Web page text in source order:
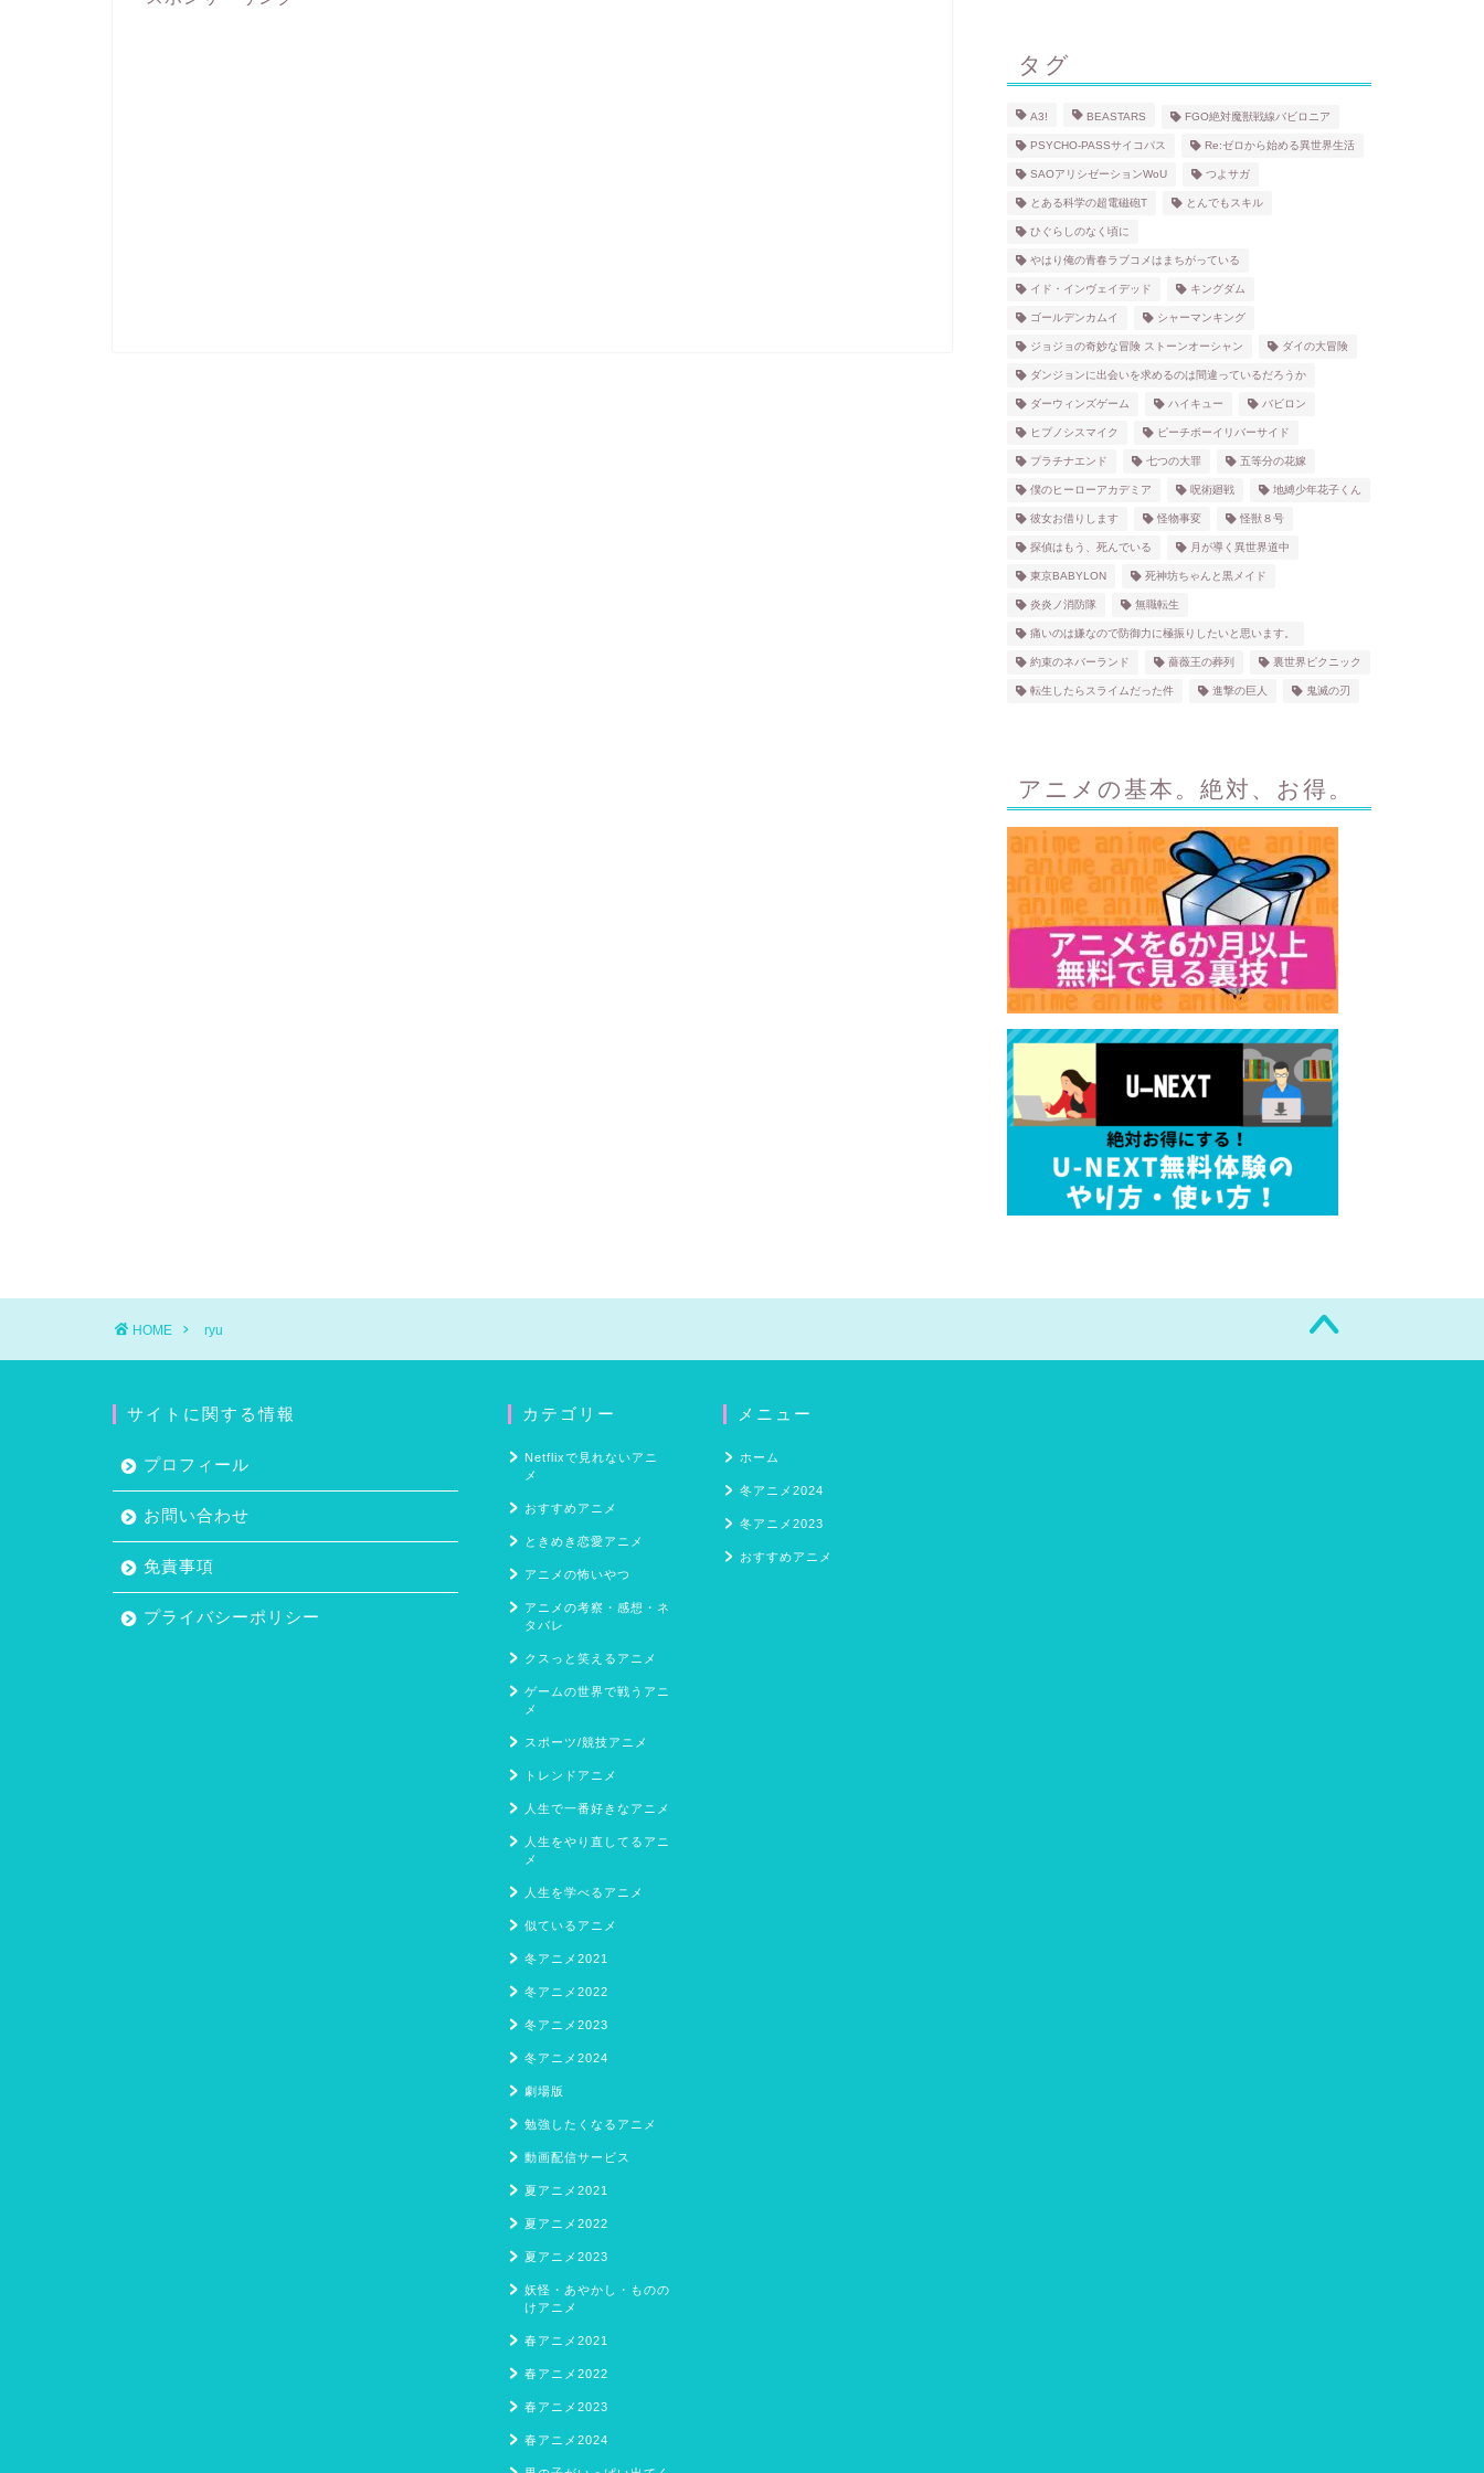
タグ
A3! BEASTARS FGO絶対魔獣戦線バビロニア
PSYCHO-PASSサイコパス Re:ゼロから始める異世界生活
SAOアリシゼーションWoU つよサガ
とある科学の超電磁砲T とんでもスキル
ひぐらしのなく頃に
やはり俺の青春ラブコメはまちがっている
イド・インヴェイデッド キングダム
ゴールデンカムイ シャーマンキング
ジョジョの奇妙な冒険 ストーンオーシャン ダイの大冒険
ダンジョンに出会いを求めるのは間違っているだろうか
ダーウィンズゲーム ハイキュー バビロン
ヒプノシスマイク ピーチボーイリバーサイド
プラチナエンド 七つの大罪 五等分の花嫁
僕のヒーローアカデミア 呪術廻戦 地縛少年花子くん
彼女お借りします 怪物事変 怪獣８号
探偵はもう、死んでいる 月が導く異世界道中
東京BABYLON 死神坊ちゃんと黒メイド
炎炎ノ消防隊 無職転生
痛いのは嫌なので防御力に極振りしたいと思います。
約束のネバーランド 薔薇王の葬列 裏世界ピクニック
転生したらスライムだった件 進撃の巨人 鬼滅の刃
アニメの基本。絶対、お得。
HOME ryu
サイトに関する情報
プロフィール
お問い合わせ
免責事項
プライバシーポリシー
カテゴリー
Netflixで見れないアニ
メ
おすすめアニメ
ときめき恋愛アニメ
アニメの怖いやつ
アニメの考察・感想・ネ
タバレ
クスっと笑えるアニメ
ゲームの世界で戦うアニ
メ
スポーツ/競技アニメ
トレンドアニメ
人生で一番好きなアニメ
人生をやり直してるアニ
メ
人生を学べるアニメ
似ているアニメ
冬アニメ2021
冬アニメ2022
冬アニメ2023
冬アニメ2024
劇場版
勉強したくなるアニメ
動画配信サービス
夏アニメ2021
夏アニメ2022
夏アニメ2023
妖怪・あやかし・ものの
けアニメ
春アニメ2021
春アニメ2022
春アニメ2023
春アニメ2024
メニュー
ホーム
冬アニメ2024
冬アニメ2023
おすすめアニメ